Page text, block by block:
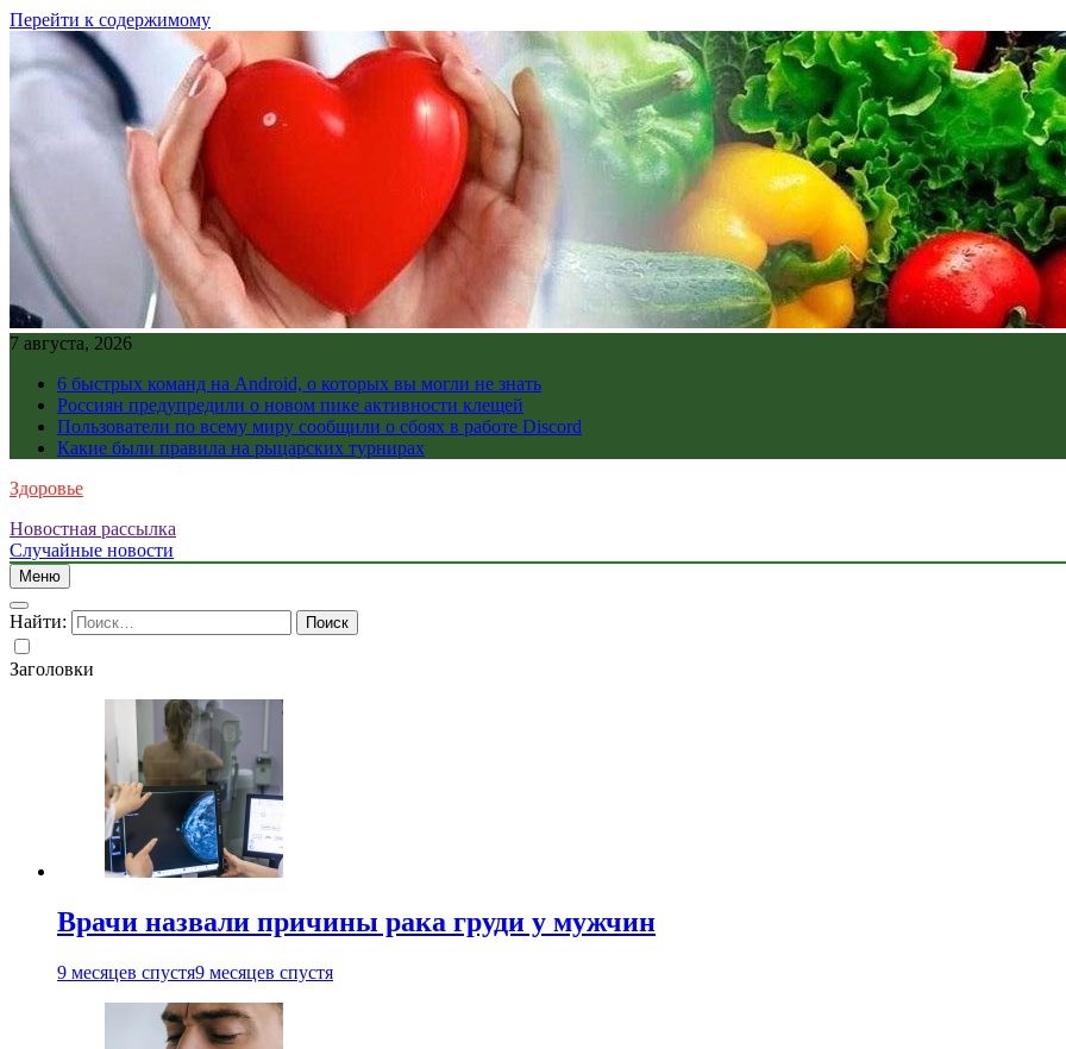
Перейти к содержимому
7 августа, 2026
6 быстрых команд на Android, о которых вы могли не знать
Россиян предупредили о новом пике активности клещей
Пользователи по всему миру сообщили о сбоях в работе Discord
Какие были правила на рыцарских турнирах
Здоровье
Новостная рассылка
Случайные новости
Меню
Найти:
Заголовки
Врачи назвали причины рака груди у мужчин
9 месяцев спустя9 месяцев спустя